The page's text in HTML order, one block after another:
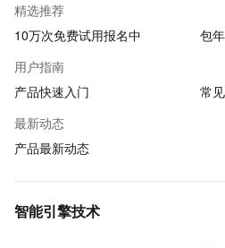
精选推荐
10万次免费试用报名中
包
用户指南
产品快速入门
常
最新动态
产品最新动态
智能引擎技术